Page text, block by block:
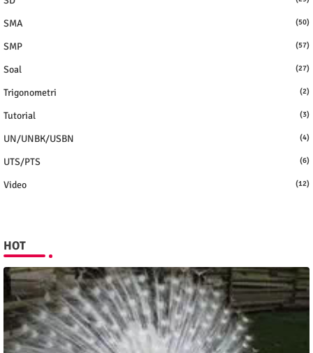
SMA (50)
SMP (57)
Soal (27)
Trigonometri (2)
Tutorial (3)
UN/UNBK/USBN (4)
UTS/PTS (6)
Video (12)
HOT